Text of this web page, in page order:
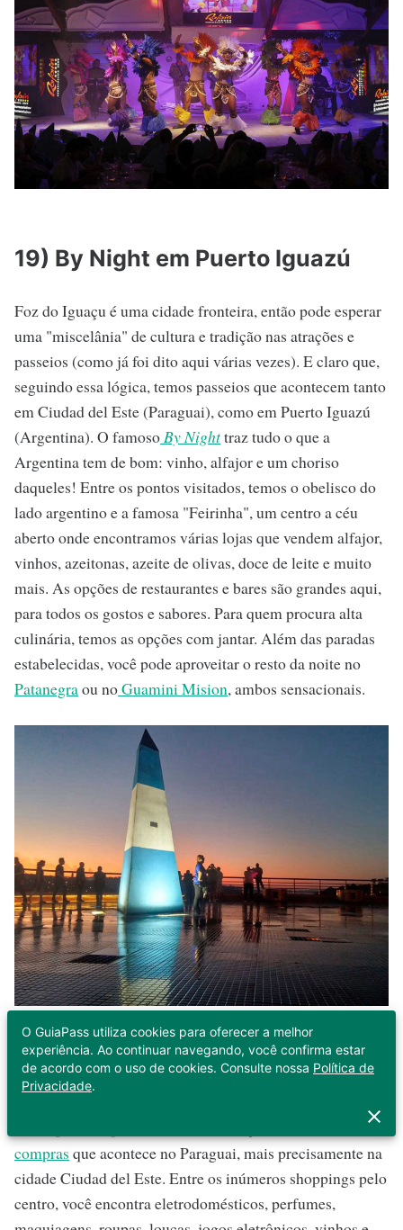
19) By Night em Puerto Iguazú
Foz do Iguaçu é uma cidade fronteira, então pode esperar
uma "miscelânia" de cultura e tradição nas atrações e
passeios (como já foi dito aqui várias vezes). E claro que,
seguindo essa lógica, temos passeios que acontecem tanto
em Ciudad del Este (Paraguai), como em Puerto Iguazú
(Argentina). O famosoBy Nighttraz tudo o que a
Argentina tem de bom: vinho, alfajor e um choriso
daqueles! Entre os pontos visitados, temos o obelisco do
lado argentino e a famosa "Feirinha", um centro a céu
aberto onde encontramos várias lojas que vendem alfajor,
vinhos, azeitonas, azeite de olivas, doce de leite e muito
mais. As opções de restaurantes e bares são grandes aqui,
para todos os gostos e sabores. Para quem procura alta
culinária, temos as opções com jantar. Além das paradas
estabelecidas, você pode aproveitar o resto da noite no
Patanegraou noGuamini Mision, ambos sensacionais.
20) Tour de compras no Paraguai
compras que acontece no Paraguai, mais precisamente na
cidade Ciudad del Este. Entre os inúmeros shoppings pelo
centro, você encontra eletrodomésticos, perfumes,
O GuiaPass utiliza cookies para oferecer a melhor
experiência. Ao continuar navegando, você confirma estar
de acordo com o uso de cookies. Consulte nossa Política de
Privacidade.